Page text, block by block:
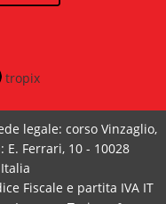
tropix
legale: corso Vinzaglio,
E. Ferrari, 10 - 10028
Fiscale e partita IVA IT